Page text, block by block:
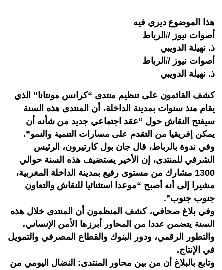
هذا الموضوع ديري فيه
أصوات نيوز //الرباط
ذ. نهيلة الدويبي
أصوات نيوز //الرباط
ذ. نهيلة الدويبي
كشف القائمون على تنظيم منتدى “كرانس مونتانا” الذي
يقام منذ سنوات بمدينة الداخلة، أن المنتدى هذه السنة
سيفتح النقاش حول “عقد اجتماعي جديد من شأنه أن
يمكن إفريقيا من التقدم على مسارات التنمية والنمو”.
وفي ندوة بالرباط، قال جان بول كارتيرون، الرئيس
الشرفي للمنتدى، إن الأخير يستضيف هذه السنة حوالي
1300 مشارك من مستوى رفيع بمدينة الداخلة المغربية،
مشيرا إلى أنه أصبح “موعدا استثنائيا للنقاش والتعاون
جنوب جنوب”.
وفي بلاغ صحافي، كشف المنظمون أن المنتدى خلال هذه
السنة يتضمن عددا من المحاور أبرزها الأمن الإنساني،
والتطور الرقمي، ودور البنوك والقطاع المصرفي والتمويل
في الإنتاج.
وتابع بالبلاغ أن من بين محاور المنتدى: النضال اليومي من